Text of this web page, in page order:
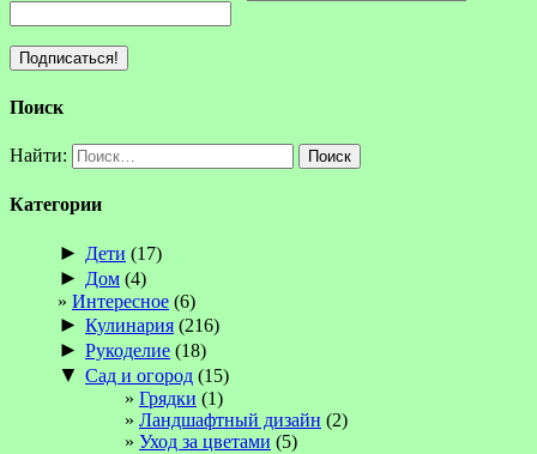
Поиск
Найти:
Категории
► Дети (17)
► Дом (4)
Интересное (6)
► Кулинария (216)
► Рукоделие (18)
▼ Сад и огород (15)
Грядки (1)
Ландшафтный дизайн (2)
Уход за цветами (5)